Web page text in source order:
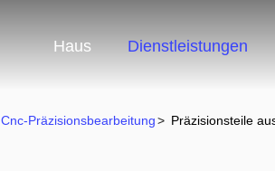
Haus Dienstleistungen
Cnc-Präzisionsbearbeitung> Präzisionsteile